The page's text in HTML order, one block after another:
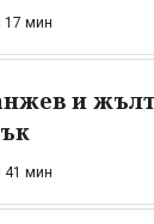
17 мин
и
41 мин